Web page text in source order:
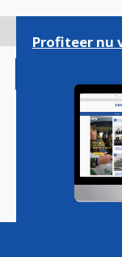
gaan
Magazine
Profiteer nu